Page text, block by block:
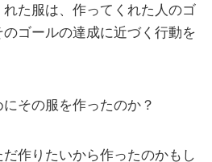
た服は、作ってくれた人のゴ
ゴールの達成に近づく行動を
その服を作ったのか？
作りたいから作ったのかもし